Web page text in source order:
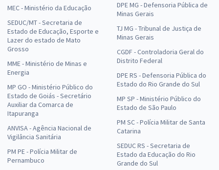
MEC - Ministério da Educação
SEDUC/MT - Secretaria de
Estado de Educação, Esporte e
Lazer do estado de Mato
Grosso
MME - Ministério de Minas e
Energia
MP GO - Ministério Público do
Estado de Goiás - Secretário
Auxiliar da Comarca de
Itapuranga
ANVISA - Agência Nacional de
Vigilância Sanitária
PM PE - Polícia Militar de
Pernambuco
DPE MG - Defensoria Pública de
Minas Gerais
TJ MG - Tribunal de Justiça de
Minas Gerais
CGDF - Controladoria Geral do
Distrito Federal
DPE RS - Defensoria Pública do
Estado do Rio Grande do Sul
MP SP - Ministério Público do
Estado de São Paulo
PM SC - Polícia Militar de Santa
Catarina
SEDUC RS - Secretaria de
Estado da Educação do Rio
Grande do Sul